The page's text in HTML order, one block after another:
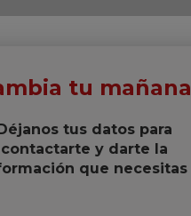
tu mañana
tus datos para
contactarte y darte la
que necesitas